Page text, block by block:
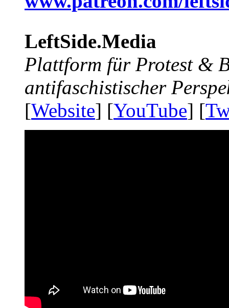
LeftSide.Media
Plattform für Protest &
antifaschistischer
[Website] [YouTube] [